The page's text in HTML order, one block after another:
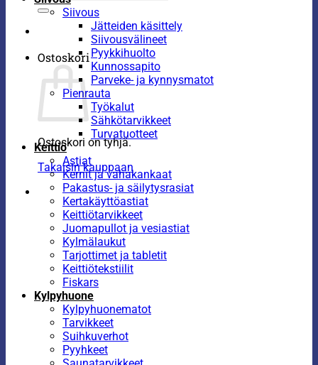
Ostoskori
Ostoskori on tyhjä.
Takaisin kauppaan
Siivous
Jätteiden käsittely
Siivousvälineet
Pyykkihuolto
Kunnossapito
Parveke- ja kynnysmatot
Pienrauta
Työkalut
Sähkötarvikkeet
Turvatuotteet
Keittiö
Astiat
Kernit ja vahakankaat
Pakastus- ja säilytysrasiat
Kertakäyttöastiat
Keittiötarvikkeet
Juomapullot ja vesiastiat
Kylmälaukut
Tarjottimet ja tabletit
Keittiötekstiilit
Fiskars
Kylpyhuone
Kylpyhuonematot
Tarvikkeet
Suihkuverhot
Pyyhkeet